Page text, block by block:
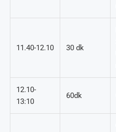
11.40-12.10 30 dk
12.10-
13:10
60dk